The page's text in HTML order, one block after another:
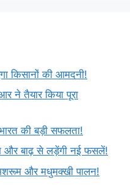
किसानों की आमदनी!
ने तैयार किया पूरा
की बड़ी सफलता!
और बाढ़ से लड़ेंगी नई फसलें!
और मधुमक्खी पालन!